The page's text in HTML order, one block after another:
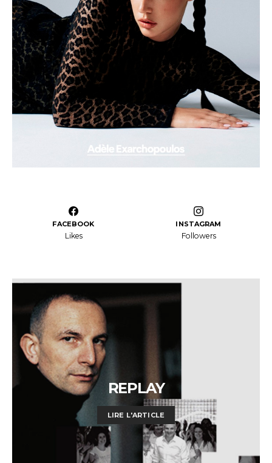
FACEBOOK
Likes
INSTAGRAM
Followers
REPLAY
LIRE L'ARTICLE